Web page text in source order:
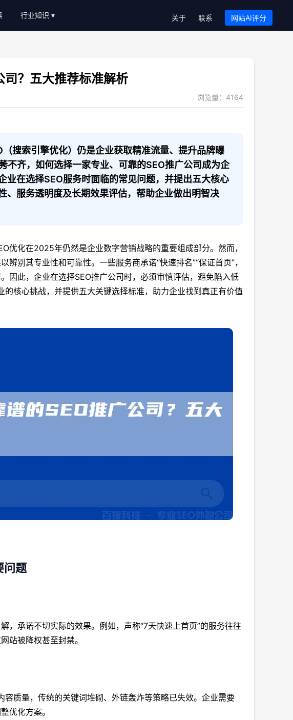
行业知识
教程大全
名词大全
优化知识
关于 联系 网站AI评分
？五大推荐标准解析
浏览量： 4164
搜索引擎优化）仍是企业获取精准流量、提升品牌曝
不齐，如何选择一家专业、可靠的SEO推广公司成为企
业在选择SEO服务时面临的常见问题，并提出五大核心
、服务透明度及长期效果评估，帮助企业做出明智决
优化在2025年仍然是企业数字营销战略的重要组成部分。然而，
别其专业性和可靠性。一些服务商承诺“快速排名”“保证首页”，
因此，企业在选择SEO推广公司时，必须审慎评估，避免陷入低
核心挑战，并提供五大关键选择标准，助力企业找到真正有价值
问题
，承诺不切实际的效果。例如，声称“7天快速上首页”的服务往往
站被降权甚至封禁。
质量，传统的关键词堆砌、外链轰炸等策略已失效。企业需要
优化方案。